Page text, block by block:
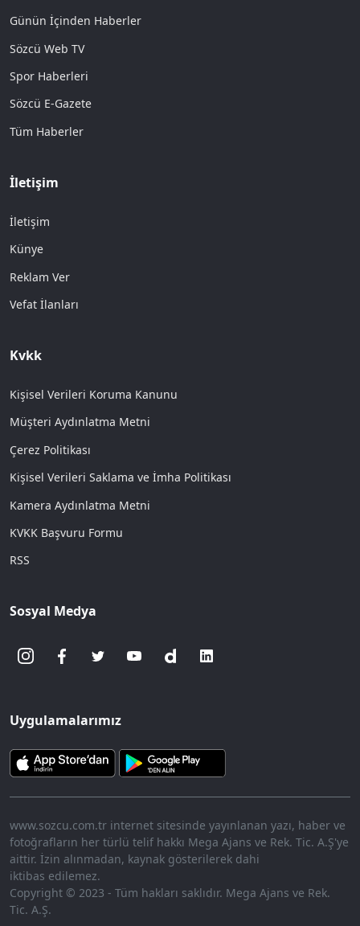
Günün İçinden Haberler
Sözcü Web TV
Spor Haberleri
Sözcü E-Gazete
Tüm Haberler
İletişim
İletişim
Künye
Reklam Ver
Vefat İlanları
Kvkk
Kişisel Verileri Koruma Kanunu
Müşteri Aydınlatma Metni
Çerez Politikası
Kişisel Verileri Saklama ve İmha Politikası
Kamera Aydınlatma Metni
KVKK Başvuru Formu
RSS
Sosyal Medya
Uygulamalarımız
www.sozcu.com.tr internet sitesinde yayınlanan yazı, haber ve
fotoğrafların her türlü telif hakkı Mega Ajans ve Rek. Tic. A.Ş'ye
aittir. İzin alınmadan, kaynak gösterilerek dahi
iktibas edilemez.
Copyright © 2023 - Tüm hakları saklıdır. Mega Ajans ve Rek.
Tic. A.Ş.